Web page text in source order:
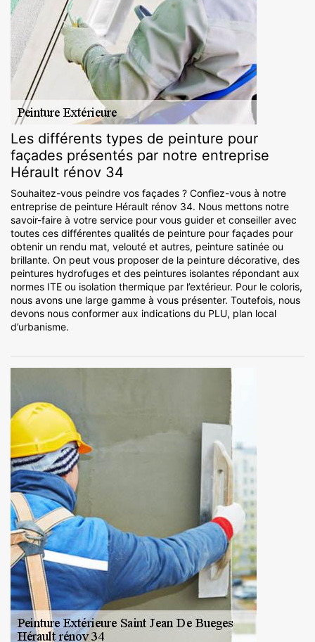
Les différents types de peinture pour
façades présentés par notre entreprise
Hérault rénov 34
Souhaitez-vous peindre vos façades ? Confiez-vous à notre
entreprise de peinture Hérault rénov 34. Nous mettons notre
savoir-faire à votre service pour vous guider et conseiller avec
toutes ces différentes qualités de peinture pour façades pour
obtenir un rendu mat, velouté et autres, peinture satinée ou
brillante. On peut vous proposer de la peinture décorative, des
peintures hydrofuges et des peintures isolantes répondant aux
normes ITE ou isolation thermique par l’extérieur. Pour le coloris,
nous avons une large gamme à vous présenter. Toutefois, nous
devons nous conformer aux indications du PLU, plan local
d’urbanisme.